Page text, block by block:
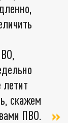
скажем
ПВО.